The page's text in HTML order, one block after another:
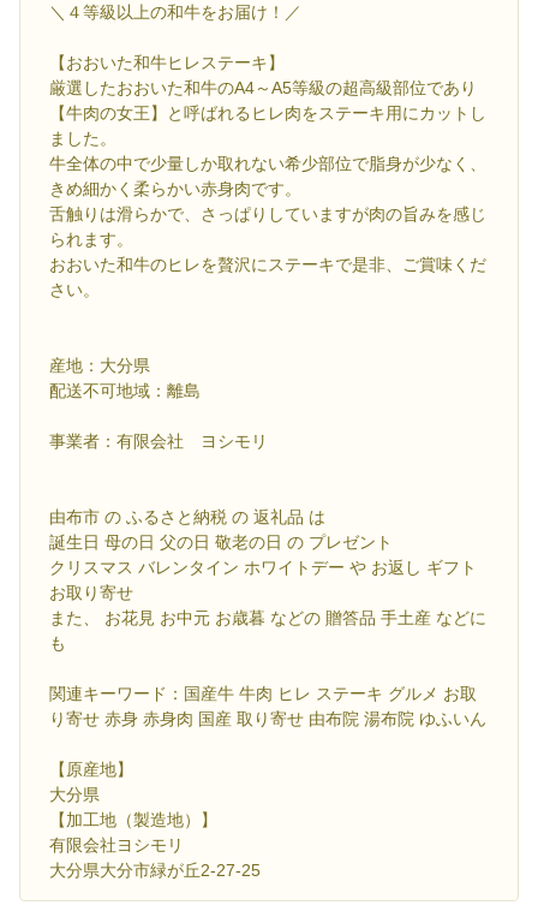
＼４等級以上の和牛をお届け！／
【おおいた和牛ヒレステーキ】
厳選したおおいた和牛のA4～A5等級の超高級部位であり
【牛肉の女王】と呼ばれるヒレ肉をステーキ用にカットし
ました。
牛全体の中で少量しか取れない希少部位で脂身が少なく、
きめ細かく柔らかい赤身肉です。
舌触りは滑らかで、さっぱりしていますが肉の旨みを感じ
られます。
おおいた和牛のヒレを贅沢にステーキで是非、ご賞味くだ
さい。
産地：大分県
配送不可地域：離島
事業者：有限会社 ヨシモリ
由布市 の ふるさと納税 の 返礼品 は
誕生日 母の日 父の日 敬老の日 の プレゼント
クリスマス バレンタイン ホワイトデー や お返し ギフト
お取り寄せ
また、 お花見 お中元 お歳暮 などの 贈答品 手土産 などに
も
関連キーワード：国産牛 牛肉 ヒレ ステーキ グルメ お取
り寄せ 赤身 赤身肉 国産 取り寄せ 由布院 湯布院 ゆふいん
【原産地】
大分県
【加工地（製造地）】
有限会社ヨシモリ
大分県大分市緑が丘2-27-25